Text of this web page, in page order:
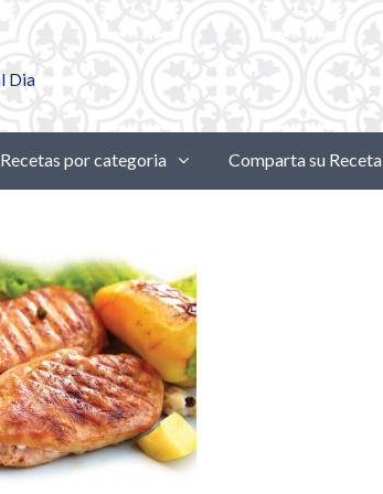
Recetas por categoria Comparta su Receta